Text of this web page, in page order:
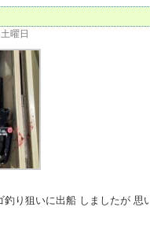
曜日
釣り狙いに出船 しましたが 思